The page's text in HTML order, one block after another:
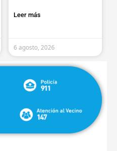
Leer más
6 agosto, 2026